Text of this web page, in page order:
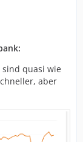
quasi wie
aber